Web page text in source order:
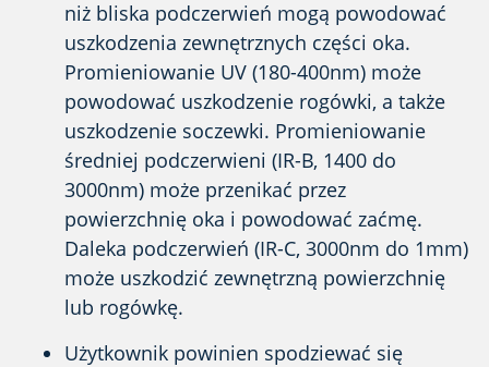
niż bliska podczerwień mogą powodować
uszkodzenia zewnętrznych części oka.
Promieniowanie UV (180-400nm) może
powodować uszkodzenie rogówki, a także
uszkodzenie soczewki. Promieniowanie
średniej podczerwieni (IR-B, 1400 do
3000nm) może przenikać przez
powierzchnię oka i powodować zaćmę.
Daleka podczerwień (IR-C, 3000nm do 1mm)
może uszkodzić zewnętrzną powierzchnię
lub rogówkę.
Użytkownik powinien spodziewać się